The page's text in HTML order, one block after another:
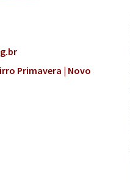
Primavera | Novo